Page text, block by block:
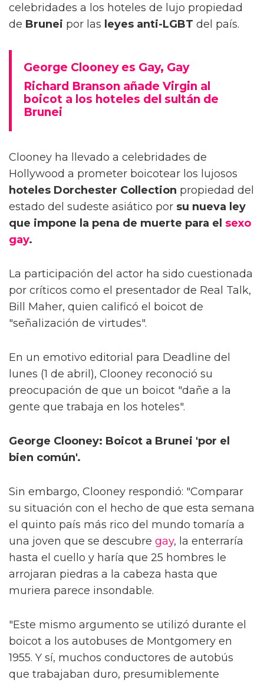
celebridades a los hoteles de lujo propiedad
de Brunei por las leyes anti-LGBT del país.
George Clooney es Gay, Gay
Richard Branson añade Virgin al
boicot a los hoteles del sultán de
Brunei
Clooney ha llevado a celebridades de
Hollywood a prometer boicotear los lujosos
hoteles Dorchester Collection propiedad del
estado del sudeste asiático por su nueva ley
que impone la pena de muerte para el sexo
gay.
La participación del actor ha sido cuestionada
por críticos como el presentador de Real Talk,
Bill Maher, quien calificó el boicot de
"señalización de virtudes".
En un emotivo editorial para Deadline del
lunes (1 de abril), Clooney reconoció su
preocupación de que un boicot "dañe a la
gente que trabaja en los hoteles".
George Clooney: Boicot a Brunei 'por el
bien común'.
Sin embargo, Clooney respondió: "Comparar
su situación con el hecho de que esta semana
el quinto país más rico del mundo tomaría a
una joven que se descubre gay, la enterraría
hasta el cuello y haría que 25 hombres le
arrojaran piedras a la cabeza hasta que
muriera parece insondable.
"Este mismo argumento se utilizó durante el
boicot a los autobuses de Montgomery en
1955. Y sí, muchos conductores de autobús
que trabajaban duro, presumiblemente